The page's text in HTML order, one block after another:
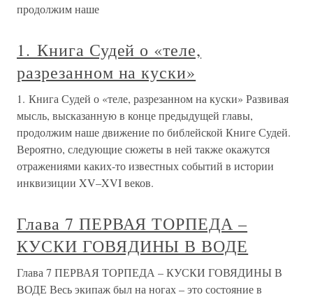
продолжим наше
1. Книга Судей о «теле,
разрезанном на куски»
1. Книга Судей о «теле, разрезанном на куски» Развивая
мысль, высказанную в конце предыдущей главы,
продолжим наше движение по библейской Книге Судей.
Вероятно, следующие сюжеты в ней также окажутся
отражениями каких-то известных событий в истории
инквизиции XV–XVI веков.
Глава 7 ПЕРВАЯ ТОРПЕДА –
КУСКИ ГОВЯДИНЫ В ВОДЕ
Глава 7 ПЕРВАЯ ТОРПЕДА – КУСКИ ГОВЯДИНЫ В
ВОДЕ Весь экипаж был на ногах – это состояние в